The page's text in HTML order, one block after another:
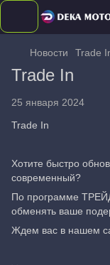
Новости Trade
Trade In
25 января 2024
Trade In
Хотите быстро
современный?
По программе
обменять ваше
Ждем вас в нашем